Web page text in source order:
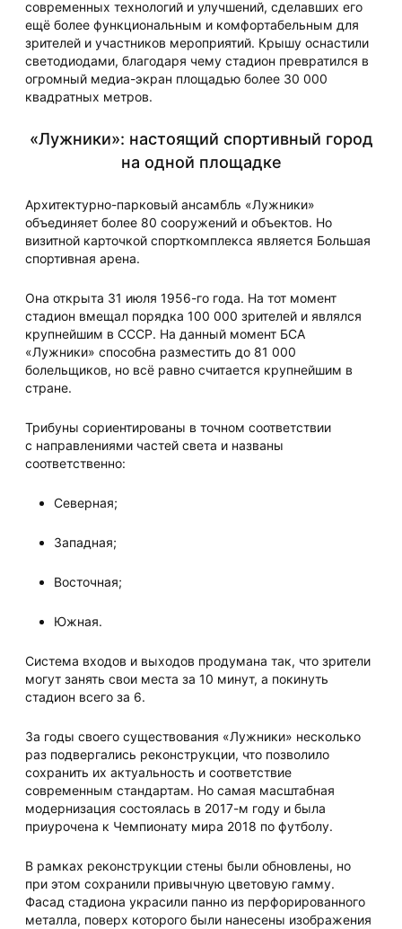
современных технологий и улучшений, сделавших его
ещё более функциональным и комфортабельным для
зрителей и участников мероприятий. Крышу оснастили
светодиодами, благодаря чему стадион превратился в
огромный медиа-экран площадью более 30 000
квадратных метров.
«Лужники»: настоящий спортивный город
на одной площадке
Архитектурно-парковый ансамбль «Лужники»
объединяет более 80 сооружений и объектов. Но
визитной карточкой спорткомплекса является Большая
спортивная арена.
Она открыта 31 июля 1956-го года. На тот момент
стадион вмещал порядка 100 000 зрителей и являлся
крупнейшим в СССР. На данный момент БСА
«Лужники» способна разместить до 81 000
болельщиков, но всё равно считается крупнейшим в
стране.
Трибуны сориентированы в точном соответствии
с направлениями частей света и названы
соответственно:
Северная;
Западная;
Восточная;
Южная.
Система входов и выходов продумана так, что зрители
могут занять свои места за 10 минут, а покинуть
стадион всего за 6.
За годы своего существования «Лужники» несколько
раз подвергались реконструкции, что позволило
сохранить их актуальность и соответствие
современным стандартам. Но самая масштабная
модернизация состоялась в 2017-м году и была
приурочена к Чемпионату мира 2018 по футболу.
В рамках реконструкции стены были обновлены, но
при этом сохранили привычную цветовую гамму.
Фасад стадиона украсили панно из перфорированного
металла, поверх которого были нанесены изображения